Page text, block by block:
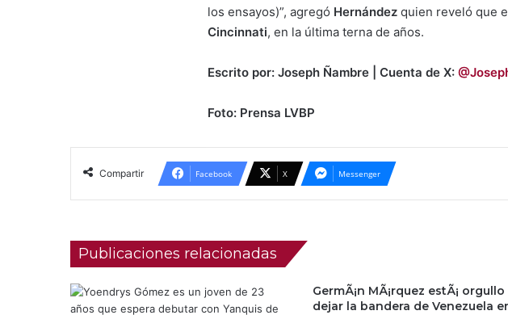
los ensayos)”, agregó Hernández quien reveló que
Cincinnati, en la última terna de años.
Escrito por: Joseph Ñambre | Cuenta de X:
Foto: Prensa LVBP
Compartir Facebook X Messenger
Publicaciones relacionadas
GermÃ¡n MÃ¡rquez estÃ¡
dejar la bandera de Venezuela